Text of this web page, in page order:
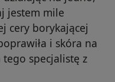
jestem mile
cery borykającej
i skóra na
specjalistę z